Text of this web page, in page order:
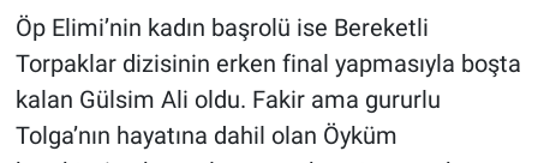
Öp Elimi’nin kadın başrolü ise Bereketli
Torpaklar dizisinin erken final yapmasıyla boşta
kalan Gülsim Ali oldu. Fakir ama gururlu
Tolga’nın hayatına dahil olan Öyküm